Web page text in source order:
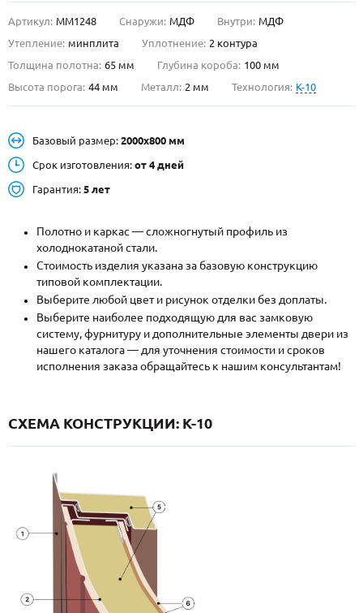
О НАС
НАЙТИ:
INFO@META-M.RU
ЗАПРОСИТЬ РАСЧЕТ
Каталог Распродажа Как купить
Записаться на замер
Артикул: ММ1248 Снаружи: МДФ Внутри: МДФ
Утепление: минплита Уплотнение: 2 контура
Толщина полотна: 65 мм Глубина короба: 100 мм
Высота порога: 44 мм Металл: 2 мм Технология: K-10
Базовый размер: 2000х800 мм
Срок изготовления: от 4 дней
Гарантия: 5 лет
Полотно и каркас — сложногнутый профиль из
холоднокатаной стали.
Стоимость изделия указана за базовую конструкцию
типовой комплектации.
Выберите любой цвет и рисунок отделки без доплаты.
Выберите наиболее подходящую для вас замковую
систему, фурнитуру и дополнительные элементы двери из
нашего каталога — для уточнения стоимости и сроков
исполнения заказа обращайтесь к нашим консультантам!
СХЕМА КОНСТРУКЦИИ: K-10